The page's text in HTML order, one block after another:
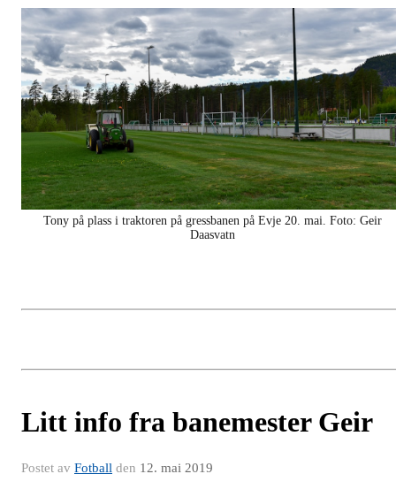
Tony på plass i traktoren på gressbanen på Evje 20. mai. Foto: Geir
Daasvatn
Litt info fra banemester Geir
Postet av Fotball den 12. mai 2019